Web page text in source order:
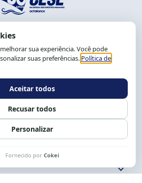
R. da Graça, 150. Graça
CEP: 40.150-055
Salvador-BA, Brasil.
5457, Cel.: (71) 9 9239-2104 ou 2105
8h às 12h e 13 às 17h.
redes Fale conosco